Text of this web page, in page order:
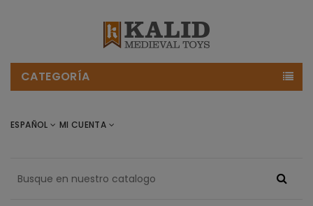
CATEGORÍA
ESPAÑOL MI CUENTA